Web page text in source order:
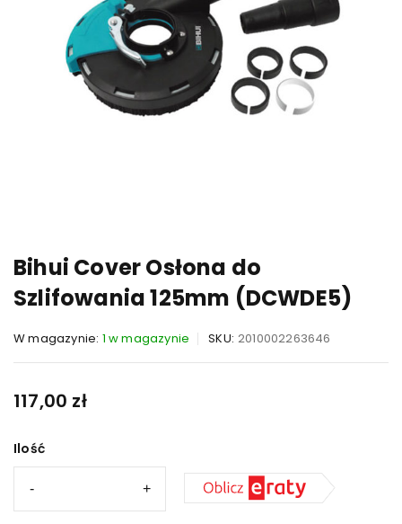
Bihui Cover Osłona do
Szlifowania 125mm (DCWDE5)
W magazynie: 1 w magazynie SKU: 2010002263646
117,00 zł
Ilość